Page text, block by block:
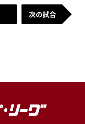
次の試合